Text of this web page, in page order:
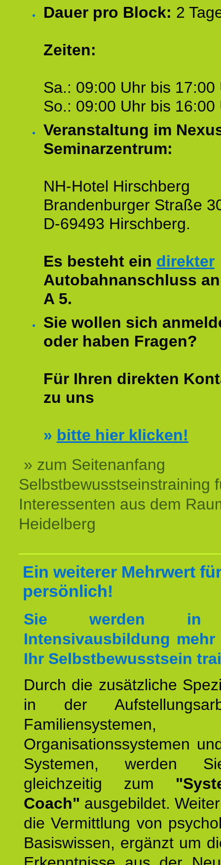
Dauer pro Block: 2
Zeiten:
Sa.: 09:00 Uhr bis 17:00
So.: 09:00 Uhr bis 16:00
Veranstaltung im
Seminarzentrum:
NH-Hotel Hirschberg
Brandenburger Straße
D-69493 Hirschberg.
Es besteht ein direkter
Autobahnanschluss
A 5.
Sie wollen sich
oder haben Fragen?
Für Ihren direkten
zu uns
» bitte hier klicken!
» zum Seitenanfang
Selbstbewusstseinstraining
Interessenten aus dem
Heidelberg
Ein weiterer Mehrwert
persönlich!
Sie werden in
Intensivausbildung
Ihr Selbstbewusstsein
Durch die zusätzliche
in der
Familiensystemen,
Organisationssystemen
Systemen, werden
gleichzeitig zum
Coach" ausgebildet.
die Vermittlung von
Basiswissen, ergänzt um